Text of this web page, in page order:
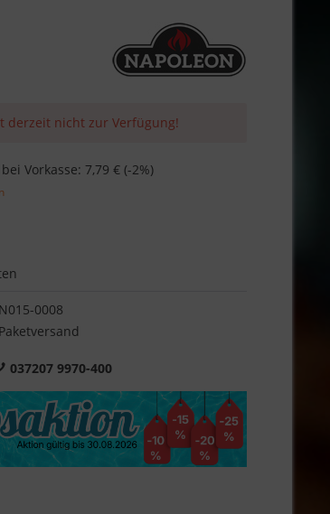
derzeit nicht zur Verfügung!
bei Vorkasse: 7,79 € (-2%)
N015-0008
Paketversand
037207 9970-400